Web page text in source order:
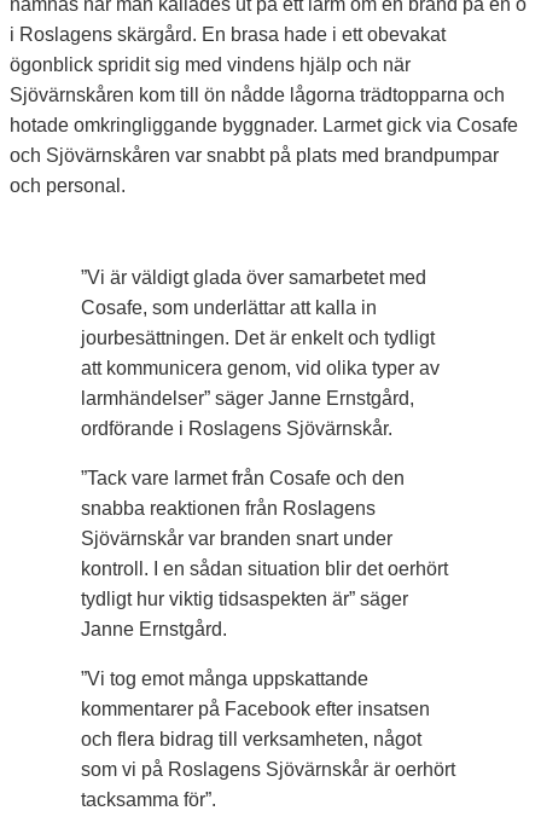
nämnas när man kallades ut på ett larm om en brand på en ö
i Roslagens skärgård. En brasa hade i ett obevakat
ögonblick spridit sig med vindens hjälp och när
Sjövärnskåren kom till ön nådde lågorna trädtopparna och
hotade omkringliggande byggnader. Larmet gick via Cosafe
och Sjövärnskåren var snabbt på plats med brandpumpar
och personal.
”Vi är väldigt glada över samarbetet med
Cosafe, som underlättar att kalla in
jourbesättningen. Det är enkelt och tydligt
att kommunicera genom, vid olika typer av
larmhändelser” säger Janne Ernstgård,
ordförande i Roslagens Sjövärnskår.
”Tack vare larmet från Cosafe och den
snabba reaktionen från Roslagens
Sjövärnskår var branden snart under
kontroll. I en sådan situation blir det oerhört
tydligt hur viktig tidsaspekten är” säger
Janne Ernstgård.
”Vi tog emot många uppskattande
kommentarer på Facebook efter insatsen
och flera bidrag till verksamheten, något
som vi på Roslagens Sjövärnskår är oerhört
tacksamma för”.